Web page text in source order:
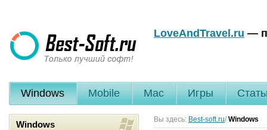
LoveAndTravel.ru —
Windows Mobile Mac Игры
Вы здесь: Best-soft.ru/ Windows
Windows